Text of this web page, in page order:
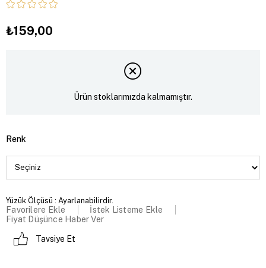
₺159,00
Ürün stoklarımızda kalmamıştır.
Renk
Yüzük Ölçüsü : Ayarlanabilirdir.
Favorilere Ekle
İstek Listeme Ekle
Fiyat Düşünce Haber Ver
Tavsiye Et